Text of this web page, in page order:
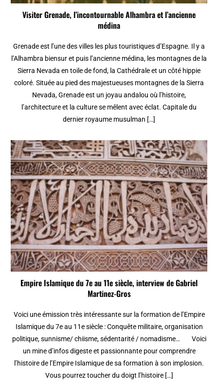
Visiter Grenade, l’incontournable Alhambra et l’ancienne
médina
Grenade est l’une des villes les plus touristiques d’Espagne. Il y a
l’Alhambra biensur et puis l’ancienne médina, les montagnes de la
Sierra Nevada en toile de fond, la Cathédrale et un côté hippie
coloré. Située au pied des majestueuses montagnes de la Sierra
Nevada, Grenade est un joyau andalou où l’histoire,
l’architecture et la culture se mêlent avec éclat. Capitale du
dernier royaume musulman […]
Empire Islamique du 7e au 11e siècle, interview de Gabriel
Martinez-Gros
Voici une émission très intéressante sur la formation de l’Empire
Islamique du 7e au 11e siècle : Conquête militaire, organisation
politique, sunnisme/ chiisme, sédentarité / nomadisme… Voici
un mine d’infos digeste et passionnante pour comprendre
l’histoire de l’Empire Islamique de sa formation à son implosion.
Vous pourrez toucher du doigt l’histoire […]